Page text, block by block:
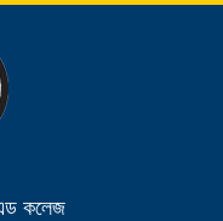
কলেজ